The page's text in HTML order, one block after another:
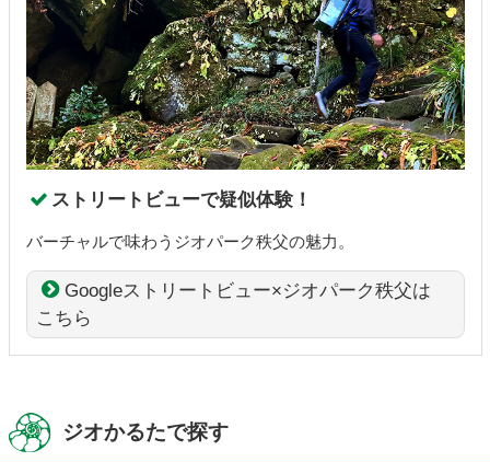
ストリートビューで疑似体験！
バーチャルで味わうジオパーク秩父の魅力。
Googleストリートビュー×ジオパーク秩父は
こちら
ジオかるたで探す